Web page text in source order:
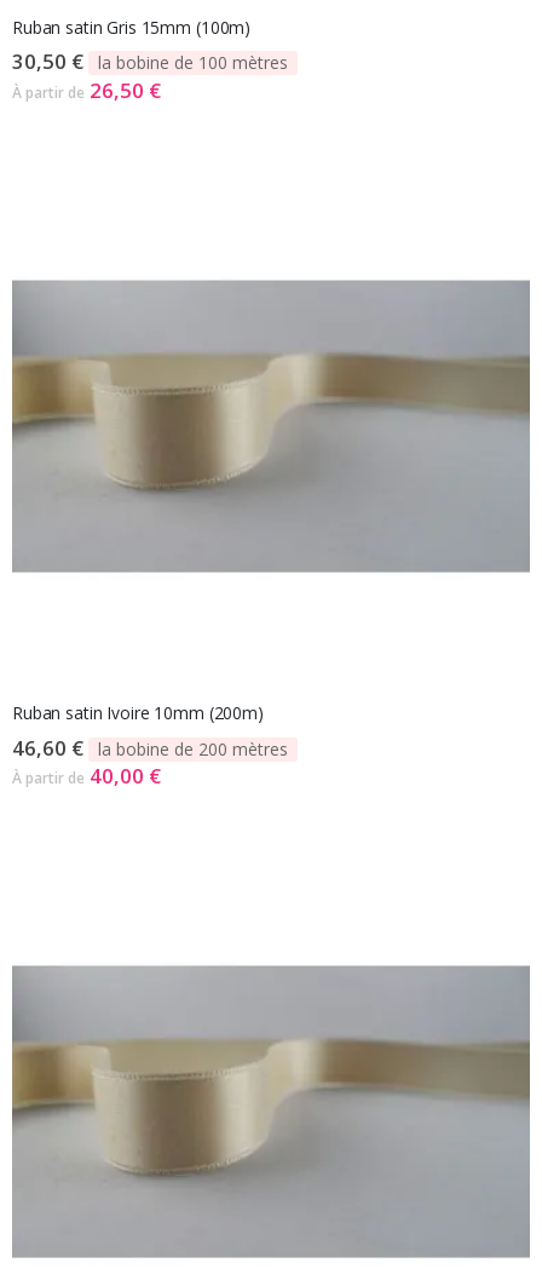
Ruban satin Gris 15mm (100m)
30,50 € la bobine de 100 mètres
À partir de 26,50 €
Ruban satin Ivoire 10mm (200m)
46,60 € la bobine de 200 mètres
À partir de 40,00 €